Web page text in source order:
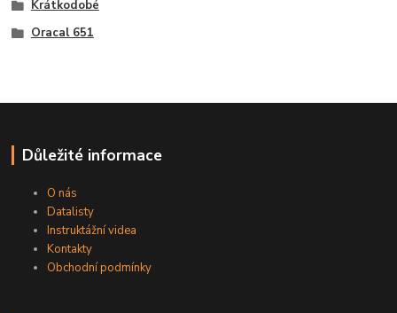
Krátkodobé
Oracal 651
Důležité informace
O nás
Datalisty
Instruktážní videa
Kontakty
Obchodní podmínky